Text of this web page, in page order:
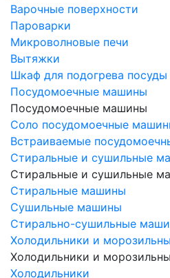
Варочные поверхности
Пароварки
Микроволновые печи
Вытяжки
Шкаф для подогрева посуды
Посудомоечные машины
Посудомоечные машины
Соло посудомоечные
Встраиваемые
Стиральные и сушильные
Стиральные и сушильные
Стиральные машины
Сушильные машины
Стирально-сушильные
Холодильники и
Холодильники и
Холодильники